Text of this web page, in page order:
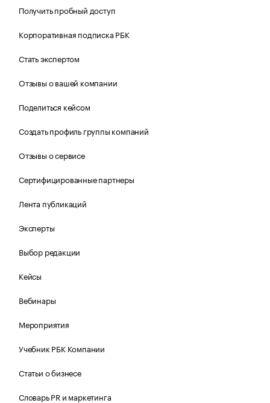
Получить пробный доступ
Корпоративная подписка РБК
Стать экспертом
Отзывы о вашей компании
Поделиться кейсом
Создать профиль группы компаний
Отзывы о сервисе
Сертифицированные партнеры
Лента публикаций
Эксперты
Выбор редакции
Кейсы
Вебинары
Мероприятия
Учебник РБК Компании
Статьи о бизнесе
Словарь PR и маркетинга